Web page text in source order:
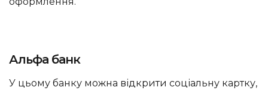
Альфа банк
У цьому банку можна відкрити соціальну картку,